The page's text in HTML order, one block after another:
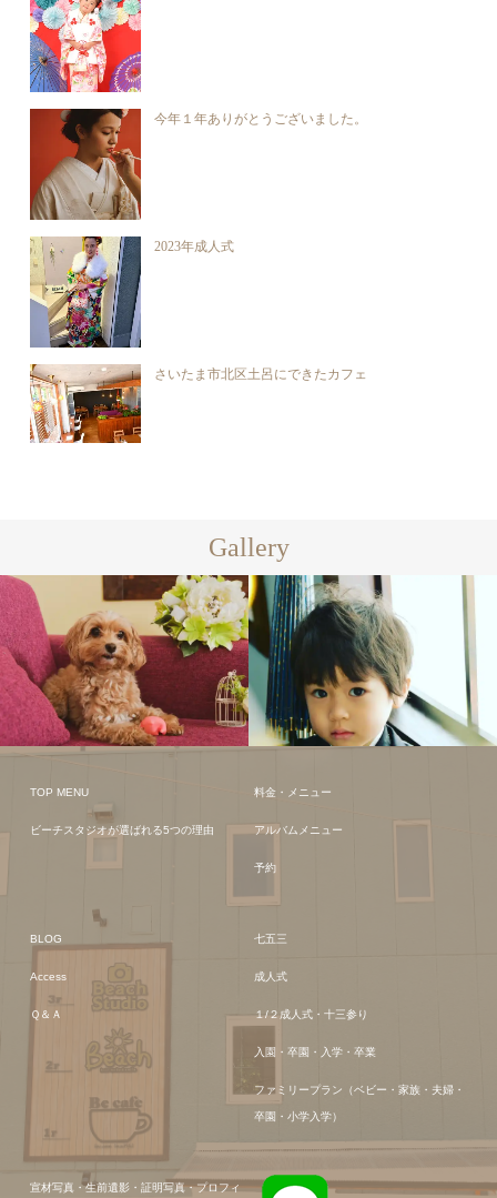
今年１年ありがとうございました。
2023年成人式
さいたま市北区土呂にできたカフェ
Gallery
TOP MENU
ビーチスタジオが選ばれる5つの理由
料金・メニュー
アルバムメニュー
予約
BLOG
Access
Ｑ＆Ａ
七五三
成人式
１/２成人式・十三参り
入園・卒園・入学・卒業
ファミリープラン（ベビー・家族・夫婦・
卒園・小学入学）
宣材写真・生前遺影・証明写真・プロフィ